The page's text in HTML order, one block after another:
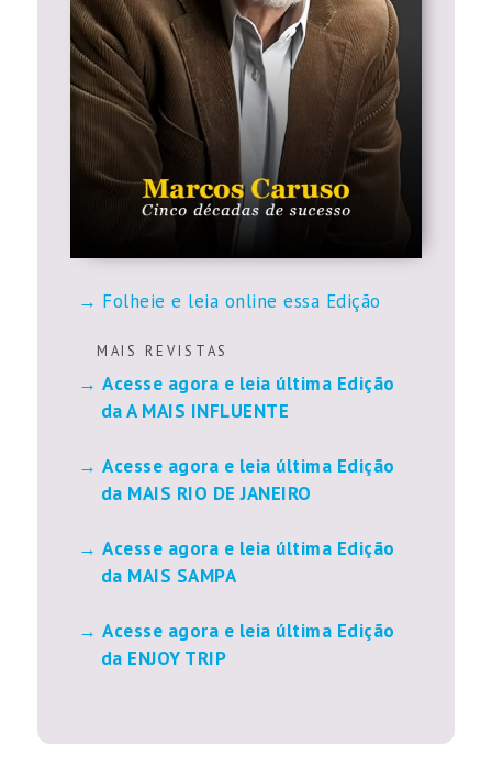
Folheie e leia online essa Edição
M A I S R E V I S T A S
Acesse agora e leia última Edição
da A MAIS INFLUENTE
Acesse agora e leia última Edição
da MAIS RIO DE JANEIRO
Acesse agora e leia última Edição
da MAIS SAMPA
Acesse agora e leia última Edição
da ENJOY TRIP